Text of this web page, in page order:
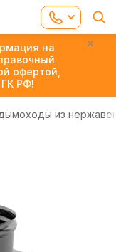
на
офертой,
РФ!
из